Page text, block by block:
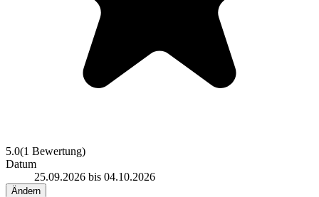
5.0(1 Bewertung)
Datum
25.09.2026 bis 04.10.2026
Ändern